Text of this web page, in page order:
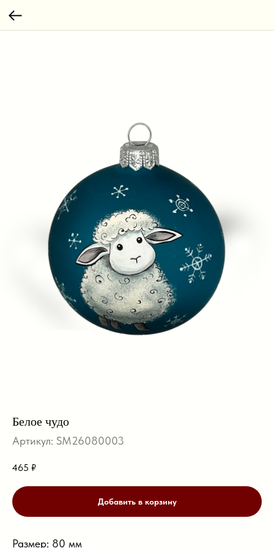
Белое чудо
Артикул: SM26080003
465 ₽
Добавить в корзину
Размер: 80 мм